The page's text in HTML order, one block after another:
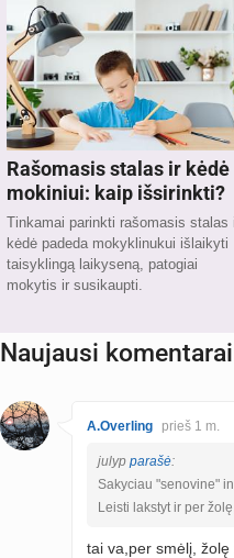
Rašomasis stalas ir kėdė
mokiniui: kaip išsirinkti?
Tinkamai parinkti rašomasis stalas
kėdė padeda mokyklinukui išlaikyti
taisyklingą laikyseną, patogiai
mokytis ir susikaupti.
Naujausi komentarai
A.Overling prieš 1 m.
julyp parašė:
Sakyciau "senovine"
Leisti lakstyt ir per
tai va,per smėlį,